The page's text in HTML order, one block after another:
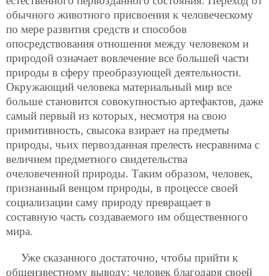
обычного животного присвоения к человеческому
по мере развития средств и способов
опосредствования отношения между человеком и
природой означает вовлечение все большей части
природы в сферу преобразующей деятельности.
Окружающий человека материальный мир все
больше становится совокупностью артефактов, даже
самый первый из которых, несмотря на свою
примитивность, свысока взирает на предметы
природы, чьих первозданная прелесть несравнима с
величием предметного свидетельства
очеловеченной природы. Таким образом, человек,
признанный венцом природы, в процессе своей
социализации саму природу превращает в
составную часть создаваемого им общественного
мира.
Уже сказанного достаточно, чтобы прийти к
общеизвестному выводу: человек благодаря своей